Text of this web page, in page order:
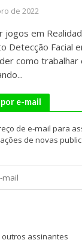
de 2022
jogos em
Detecção Facial
como trabalhar
e-mail
de e-mail para
de novas
outros assinantes